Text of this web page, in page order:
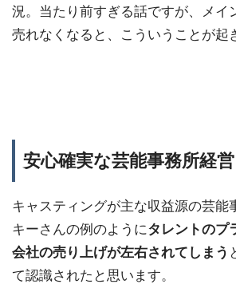
況。当たり前すぎる話ですが、メイ
売れなくなると、こういうことが起
安心確実な芸能事務所経
キャスティングが主な収益源の芸能
キーさんの例のようにタレントのプ
会社の売り上げが左右されてしまう
て認識されたと思います。